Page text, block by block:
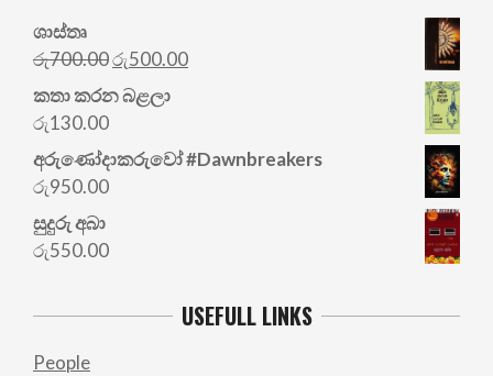
ශාස්තෘ
රු700.00Original
price
was:
රු500.00Current
කතා කරන බළලා
රු130.00
අරු‍ණෝදාකරුවෝ #Dawnbreakers
රු950.00
සුදුරු අබා
රු550.00
USEFULL LINKS
People